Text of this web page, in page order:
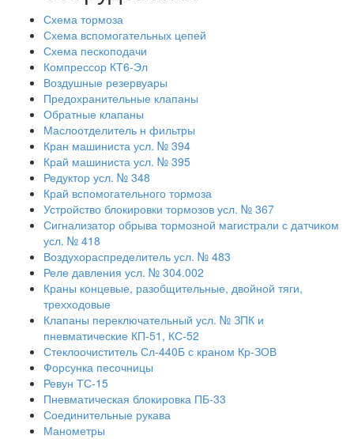
Схема тормоза
Схема вспомогательных цепей
Схема пескоподачи
Компрессор КТ6-Эл
Воздушные резервуары
Предохранительные клапаны
Обратные клапаны
Маслоотделитель н фильтры
Кран машиниста усл. № 394
Край машиниста усл. № 395
Редуктор усл. № 348
Край вспомогательного тормоза
Устройство блокировки тормозов усл. № 367
Сигнализатор обрыва тормозной магистрали с датчиком
усл. № 418
Воздухораспределитель усл. № 483
Реле давления усл. № 304.002
Краны концевые, разобщительные, двойной тяги,
трехходовые
Клапаны переключательный усл. № ЗПК и
пневматические КП-51, КС-52
Стеклоочиститель Сл-440Б с краном Кр-ЗОВ
Форсунка песочницы
Ревун ТС-15
Пневматическая блокировка ПБ-33
Соединительные рукава
Манометры